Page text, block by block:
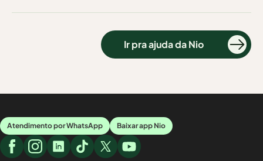
Ir pra ajuda da Nio
Atendimento por WhatsApp Baixar app Nio